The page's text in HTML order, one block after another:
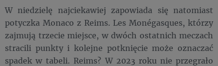
W niedzielę najciekawiej zapowiada się natomiast
potyczka Monaco z Reims. Les Monégasques, którzy
zajmują trzecie miejsce, w dwóch ostatnich meczach
stracili punkty i kolejne potknięcie może oznaczać
spadek w tabeli. Reims? W 2023 roku nie przegrało